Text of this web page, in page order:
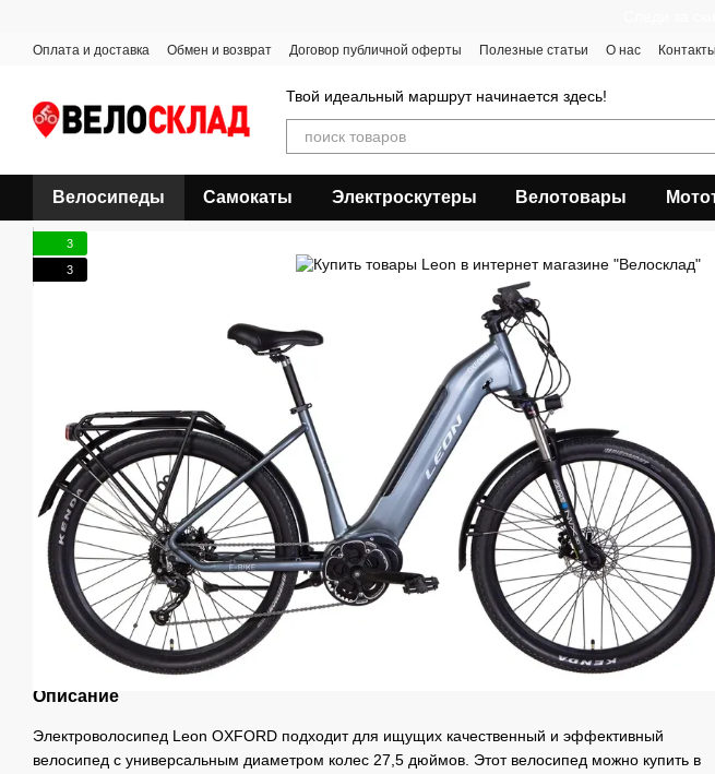
Оплата и доставка Обмен и возврат Договор публичной оферты Полезные статьи О нас Контакты
Твой идеальный маршрут начинается здесь!
Велосипеды Самокаты Электроскутеры Велотовары
3
3
Описание
Электроволосипед Leon OXFORD подходит для ищущих качественный и эффективный
велосипед с универсальным диаметром колес 27,5 дюймов. Этот велосипед можно купить в